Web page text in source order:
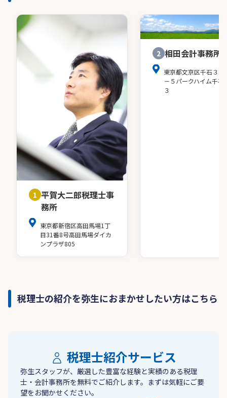
1 平賀大二郎税理士事
務所
東京都新宿区高田馬場1丁
目31番8号高田馬場ダイカ
ンプラザ805
2 相田会計事務所
東京都文京区千石３－
－５パークハイム千石
３
税理士の紹介を弥生におまかせしたい方はこちら
税理士紹介サービス
弥生スタッフが、厳選した豊富な経験と実績のある税理
士・会計事務所を無料でご紹介します。まずは気軽にご要
望をお聞かせください。